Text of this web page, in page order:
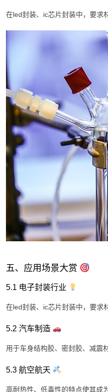
在led封装、ic芯片封装中，要求
五、应用场景大赏
5.1 电子封装行业
在led封装、ic芯片封装中，要求
5.2 汽车制造
用于车身结构胶、密封胶、减震
5.3 航空航天
高耐热性、低毒性的特点使其成